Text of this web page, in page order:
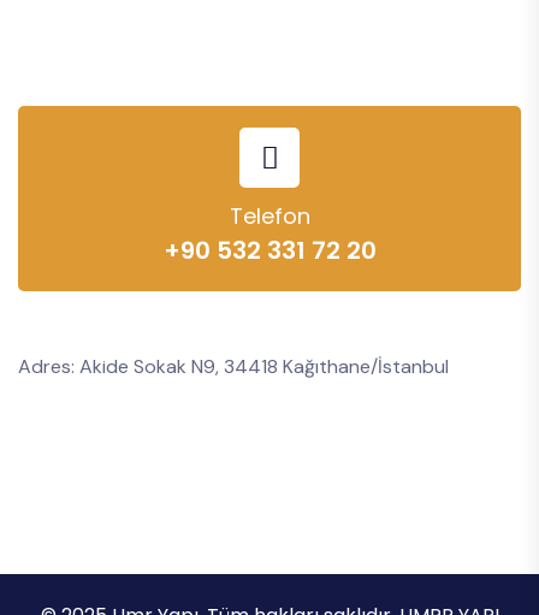
Telefon
+90 532 331 72 20
Adres: Akide Sokak N9, 34418 Kağıthane/İstanbul